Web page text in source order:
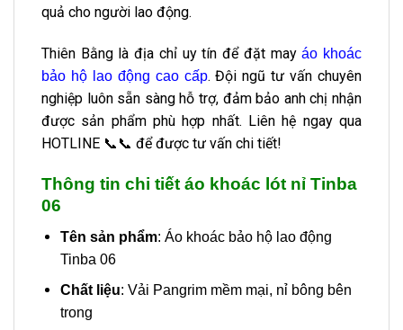
quả cho người lao động.
Thiên Bằng là địa chỉ uy tín để đặt mayáo khoác
bảo hộ lao động cao cấp. Đội ngũ tư vấn chuyên
nghiệp luôn sẵn sàng hỗ trợ, đảm bảo anh chị nhận
được sản phẩm phù hợp nhất. Liên hệ ngay qua
HOTLINE 📞📞 để được tư vấn chi tiết!
Thông tin chi tiết áo khoác lót nỉ Tinba
06
Tên sản phẩm: Áo khoác bảo hộ lao động
Tinba 06
Chất liệu: Vải Pangrim mềm mại, nỉ bông bên
trong